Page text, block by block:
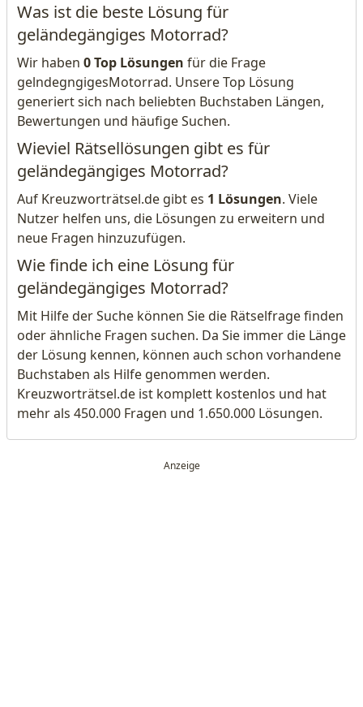
Was ist die beste Lösung für
geländegängiges Motorrad?
Wir haben 0 Top Lösungen für die Frage
gelndegngigesMotorrad. Unsere Top Lösung
generiert sich nach beliebten Buchstaben Längen,
Bewertungen und häufige Suchen.
Wieviel Rätsellösungen gibt es für
geländegängiges Motorrad?
Auf Kreuzworträtsel.de gibt es 1 Lösungen. Viele
Nutzer helfen uns, die Lösungen zu erweitern und
neue Fragen hinzuzufügen.
Wie finde ich eine Lösung für
geländegängiges Motorrad?
Mit Hilfe der Suche können Sie die Rätselfrage finden
oder ähnliche Fragen suchen. Da Sie immer die Länge
der Lösung kennen, können auch schon vorhandene
Buchstaben als Hilfe genommen werden.
Kreuzworträtsel.de ist komplett kostenlos und hat
mehr als 450.000 Fragen und 1.650.000 Lösungen.